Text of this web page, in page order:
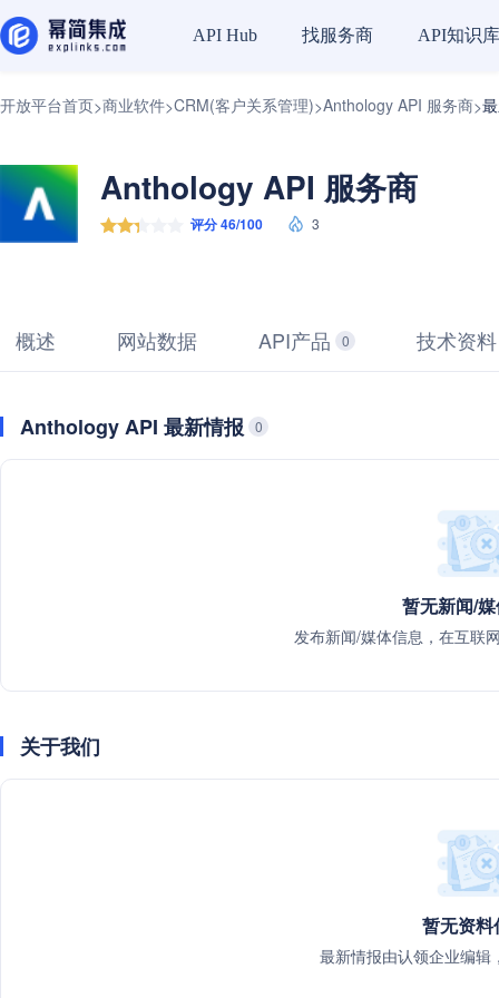
API Hub 找服务商 API知识库
开放平台首页>商业软件>CRM(客户关系管理)>Anthology API 服务商>
Anthology API 服务商
评分 46/100 3
概述 网站数据 API产品 0 技术资料
Anthology API 最新情报 0
暂无新闻/
发布新闻/媒体信息，在互联
关于我们
暂无资料
最新情报由认领企业编辑